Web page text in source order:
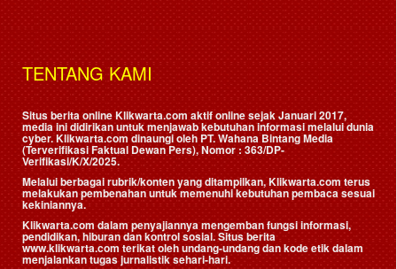
TENTANG KAMI
Situs berita online Klikwarta.com aktif online sejak Januari 2017,
media ini didirikan untuk menjawab kebutuhan informasi melalui dunia
cyber. Klikwarta.com dinaungi oleh PT. Wahana Bintang Media
(Terverifikasi Faktual Dewan Pers), Nomor : 363/DP-
Verifikasi/K/X/2025.
Melalui berbagai rubrik/konten yang ditampilkan, Klikwarta.com terus
melakukan pembenahan untuk memenuhi kebutuhan pembaca sesuai
kekiniannya.
Klikwarta.com dalam penyajiannya mengemban fungsi informasi,
pendidikan, hiburan dan kontrol sosial. Situs berita
www.klikwarta.com terikat oleh undang-undang dan kode etik dalam
menjalankan tugas jurnalistik sehari-hari.